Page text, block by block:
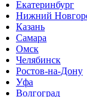
Екатеринбург
Нижний
Казань
Самара
Омск
Челябинск
Ростов-на-Дону
Уфа
Волгоград